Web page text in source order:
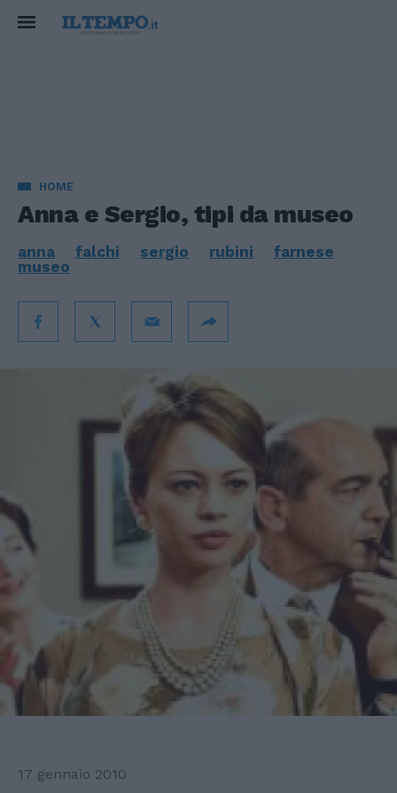
HOME
Anna e Sergio, tipi da museo
anna falchi sergio rubini
farnese
museo
17 gennaio 2010